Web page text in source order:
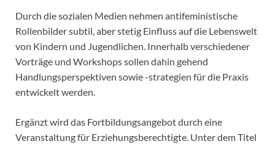
Durch die sozialen Medien nehmen antifeministische
Rollenbilder subtil, aber stetig Einfluss auf die Lebenswelt
von Kindern und Jugendlichen. Innerhalb verschiedener
Vorträge und Workshops sollen dahin gehend
Handlungsperspektiven sowie -strategien für die Praxis
entwickelt werden.
Ergänzt wird das Fortbildungsangebot durch eine
Veranstaltung für Erziehungsberechtigte. Unter dem Titel